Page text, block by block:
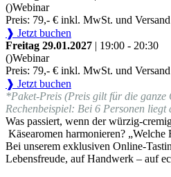
()Webinar
Preis: 79,- € inkl. MwSt. und Versand
❱ Jetzt buchen
Freitag 29.01.2027 | 19:00 - 20:30
()Webinar
Preis: 79,- € inkl. MwSt. und Versand
❱ Jetzt buchen
*Paket-Preis (Preis gilt für die
Rechenbeispiel: Bei 6 Personen
Was passiert, wenn der würzig-
Käsearomen harmonieren?
Bei unserem exklusiven Online-
Lebensfreude, auf Handwerk – auf